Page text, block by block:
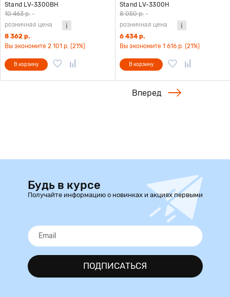
Stand LV-3300BH
10 463 р. -
розничная цена
8 362 р.
Вы экономите 2 101 р. (21%)
В корзину
Stand LV-3300H
8 050 р. -
розничная цена
6 434 р.
Вы экономите 1 616 р. (21%)
В корзину
Вперед
Будь в курсе
Получайте информацию о новинках и акциях первыми
ПОДПИСАТЬСЯ